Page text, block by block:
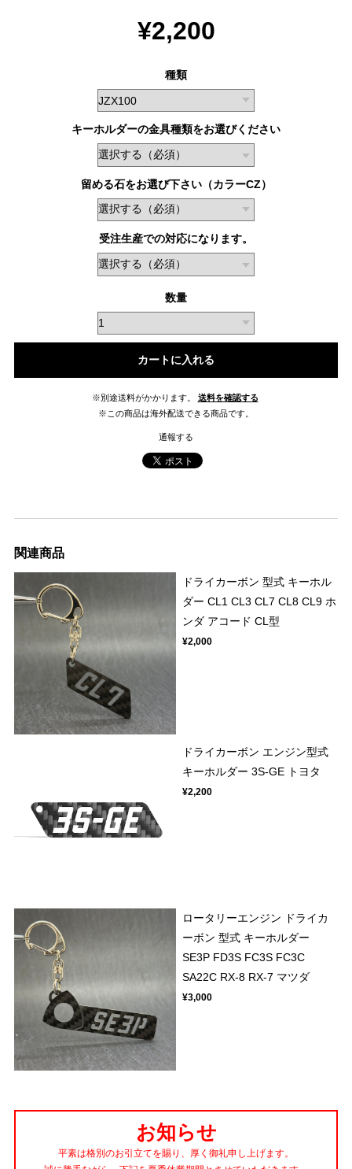
¥2,200
種類
キーホルダーの金具種類をお選びください
留める石をお選び下さい（カラーCZ）
受注生産での対応になります。
数量
カートに入れる
※別途送料がかかります。
送料を確認する
※この商品は海外配送できる商品です。
通報する
関連商品
ドライカーボン 型式 キーホル
ダー CL1 CL3 CL7 CL8 CL9 ホ
ンダ アコード CL型
¥2,000
ドライカーボン エンジン型式
キーホルダー 3S-GE トヨタ
¥2,200
ロータリーエンジン ドライカ
ーボン 型式 キーホルダー
SE3P FD3S FC3S FC3C
SA22C RX-8 RX-7 マツダ
¥3,000
お知らせ
平素は格別のお引立てを賜り、厚く御礼申し上げます。